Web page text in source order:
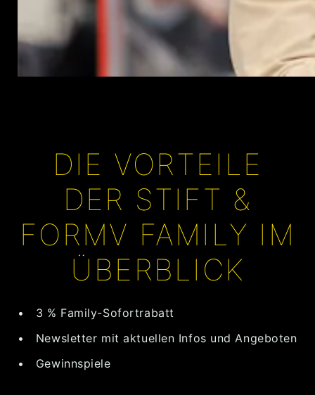
DIE VORTEILE
DER STIFT &
FORMV FAMILY IM
ÜBERBLICK
• 3 % Family-Sofortrabatt
• Newsletter mit aktuellen Infos und Angeboten
• Gewinnspiele